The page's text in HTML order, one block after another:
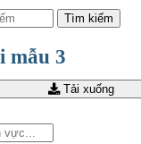
Tìm kiếm
mẫu 3
Tải xuống